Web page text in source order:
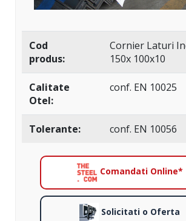
Cod
produs:
Cornier Laturi
150x 100x10
Calitate
Otel:
conf. EN 10025
Tolerante: conf. EN 10056
Comandati Online*
Solicitati o Oferta